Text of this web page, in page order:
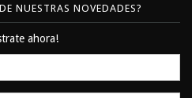
NUESTRAS NOVEDADES?
ahora!